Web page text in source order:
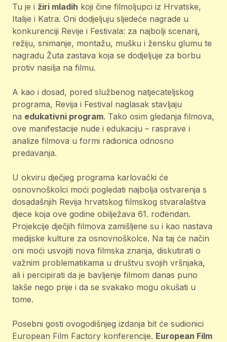
Tu je i žiri mladih koji čine filmoljupci iz Hrvatske,
Italije i Katra. Oni dodjeljuju sljedeće nagrade u
konkurenciji Revije i Festivala: za najbolji scenarij,
režiju, snimanje, montažu, mušku i žensku glumu te
nagradu Žuta zastava koja se dodjeljuje za borbu
protiv nasilja na filmu.
A kao i dosad, pored službenog natjecateljskog
programa, Revija i Festival naglasak stavljaju
na edukativni program. Tako osim gledanja filmova,
ove manifestacije nude i edukaciju – rasprave i
analize filmova u formi radionica odnosno
predavanja.
U okviru dječjeg programa karlovački će
osnovnoškolci moći pogledati najbolja ostvarenja s
dosadašnjih Revija hrvatskog filmskog stvaralaštva
djece koja ove godine obilježava 61. rođendan.
Projekcije dječjih filmova zamišljene su i kao nastava
medijske kulture za osnovnoškolce. Na taj će način
oni moći usvojiti nova filmska znanja, diskutirati o
važnim problematikama u društvu svojih vršnjaka,
ali i percipirati da je bavljenje filmom danas puno
lakše nego prije i da se svakako mogu okušati u
tome.
Posebni gosti ovogodišnjeg izdanja bit će sudionici
European Film Factory konferencije. European Film